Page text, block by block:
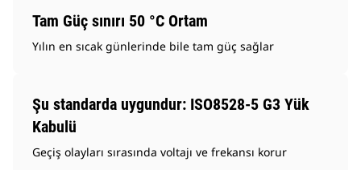
Tam Güç sınırı 50 °C Ortam
Yılın en sıcak günlerinde bile tam güç sağlar
Şu standarda uygundur: ISO8528-5 G3 Yük
Kabulü
Geçiş olayları sırasında voltajı ve frekansı korur